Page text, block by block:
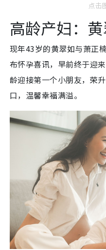
点击
高龄产妇：
现年43岁的黄翠如与萧正
布怀孕喜讯，早前终于迎
龄迎接第一个小朋友，荣
口，温馨幸福满溢。